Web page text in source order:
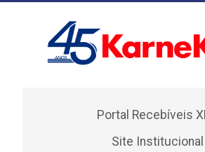
Portal Recebíveis
Site Institucional